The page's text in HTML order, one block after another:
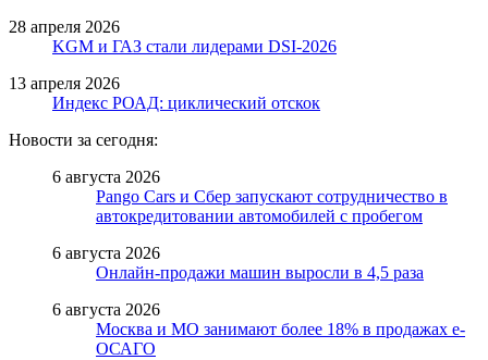
28 апреля 2026
KGM и ГАЗ стали лидерами DSI-2026
13 апреля 2026
Индекс РОАД: циклический отскок
Новости за сегодня:
6 августа 2026
Pango Cars и Сбер запускают сотрудничество в
автокредитовании автомобилей с пробегом
6 августа 2026
Онлайн-продажи машин выросли в 4,5 раза
6 августа 2026
Москва и МО занимают более 18% в продажах е-
ОСАГО